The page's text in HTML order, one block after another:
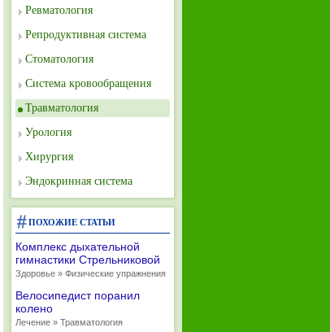
Ревматология
Репродуктивная система
Стоматология
Система кровообращения
Травматология
Урология
Хирургия
Эндокринная система
ПОХОЖИЕ СТАТЬИ
Комплекс дыхательной
гимнастики Стрельниковой
Здоровье » Физические упражнения
Велосипедист поранил
колено
Лечение » Травматология